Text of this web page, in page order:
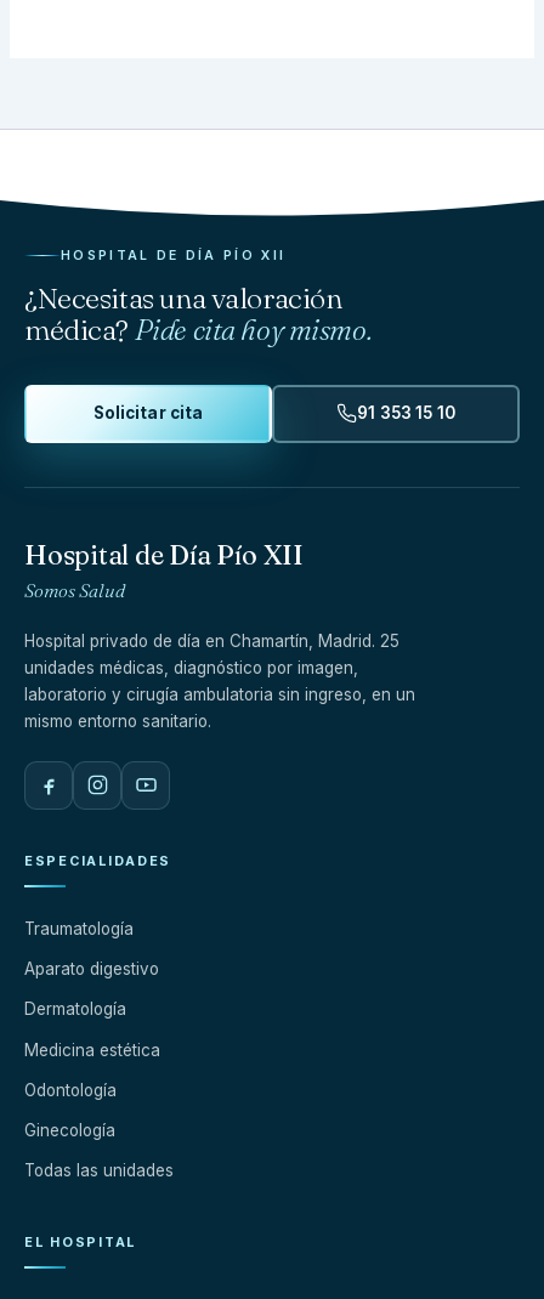
HOSPITAL DE DÍA PÍO XII
¿Necesitas una valoración
médica? Pide cita hoy mismo.
Solicitar cita 91 353 15 10
Hospital de Día Pío XII
Somos Salud
Hospital privado de día en Chamartín, Madrid. 25
unidades médicas, diagnóstico por imagen,
laboratorio y cirugía ambulatoria sin ingreso, en un
mismo entorno sanitario.
ESPECIALIDADES
Traumatología
Aparato digestivo
Dermatología
Medicina estética
Odontología
Ginecología
Todas las unidades
EL HOSPITAL